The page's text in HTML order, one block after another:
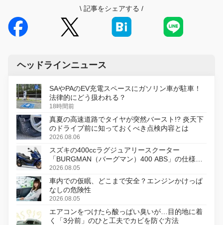
\ 記事をシェアする /
ヘッドラインニュース
SAやPAのEV充電スペースにガソリン車が駐車！
法律的にどう扱われる？
18時間前
真夏の高速道路でタイヤが突然バースト!? 炎天下
のドライブ前に知っておくべき点検内容とは
2026.08.06
スズキの400ccラグジュアリースクーター
「BURGMAN（バーグマン）400 ABS」の仕様を
変更し、8月18日に発売
2026.08.05
車内での仮眠、どこまで安全？エンジンかけっぱ
なしの危険性
2026.08.05
エアコンをつけたら酸っぱい臭いが…目的地に着
く「3分前」のひと工夫でカビを防ぐ方法